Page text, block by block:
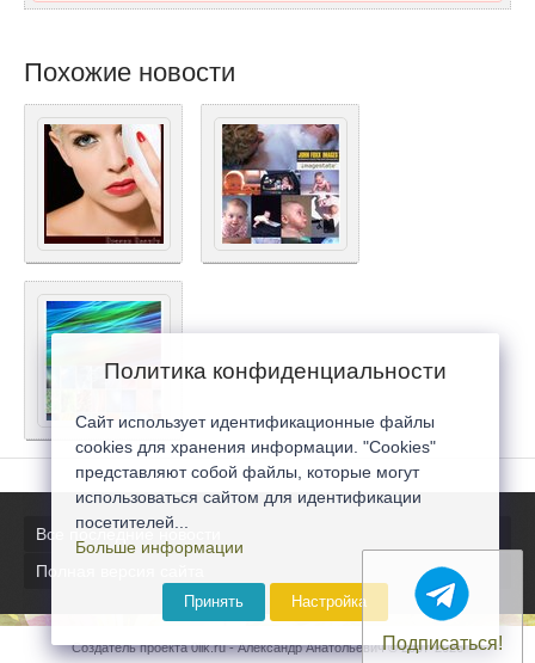
Похожие новости
Все последние новости
Полная версия сайта
Создатель проекта 0lik.ru - Александр Анатольевич © 2007-2026
Подписаться!
Политика конфиденциальности
Сайт использует идентификационные файлы
cookies для хранения информации. "Cookies"
представляют собой файлы, которые могут
использоваться сайтом для идентификации
посетителей...
Больше информации
Принять Настройка